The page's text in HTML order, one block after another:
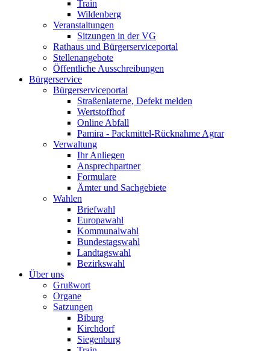
Train
Wildenberg
Veranstaltungen
Sitzungen in der VG
Rathaus und Bürgerserviceportal
Stellenangebote
Öffentliche Ausschreibungen
Bürgerservice
Bürgerserviceportal
Straßenlaterne, Defekt melden
Wertstoffhof
Online Abfall
Pamira - Packmittel-Rücknahme Agrar
Verwaltung
Ihr Anliegen
Ansprechpartner
Formulare
Ämter und Sachgebiete
Wahlen
Briefwahl
Europawahl
Kommunalwahl
Bundestagswahl
Landtagswahl
Bezirkswahl
Über uns
Grußwort
Organe
Satzungen
Biburg
Kirchdorf
Siegenburg